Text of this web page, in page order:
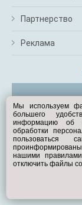
Партнерство
Реклама
Мы используем
большего
информацию об
обработки
пользоваться
нашими
отключить файлы